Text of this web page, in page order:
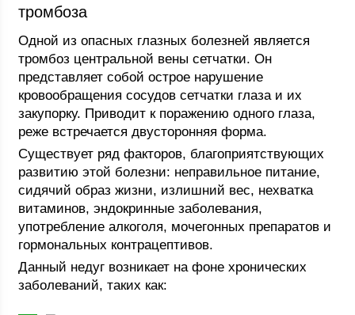
тромбоза
Одной из опасных глазных болезней является
тромбоз центральной вены сетчатки. Он
представляет собой острое нарушение
кровообращения сосудов сетчатки глаза и их
закупорку. Приводит к поражению одного глаза,
реже встречается двусторонняя форма.
Существует ряд факторов, благоприятствующих
развитию этой болезни: неправильное питание,
сидячий образ жизни, излишний вес, нехватка
витаминов, эндокринные заболевания,
употребление алкоголя, мочегонных препаратов и
гормональных контрацептивов.
Данный недуг возникает на фоне хронических
заболеваний, таких как: